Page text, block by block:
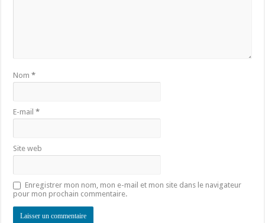
Nom*
E-mail*
Site web
Enregistrer mon nom, mon e-mail et mon site dans le navigateur
pour mon prochain commentaire.